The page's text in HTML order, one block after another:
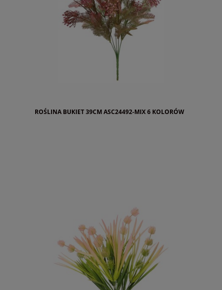
ROŚLINA BUKIET 39CM ASC24492-MIX 6 KOLORÓW